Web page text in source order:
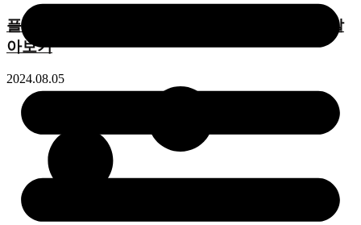
플스포탈 9월 출시 예정! ‘플레이스테이션 포탈’ 알
아보기
2024.08.05